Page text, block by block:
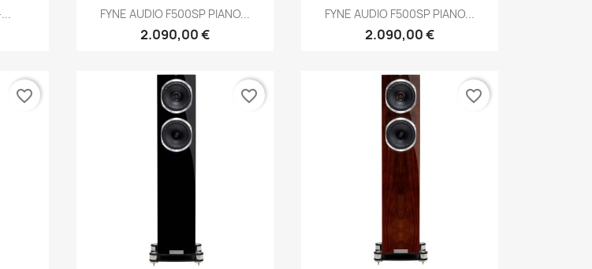
Anteprima
FYNE AUDIO F500SP PIANO...
2.090,00 €
Anteprima
FYNE AUDIO F500SP PIANO...
2.090,00 €
favorite_border favorite_border favorite_border